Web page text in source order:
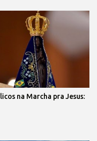
na Marcha pra Jesus: